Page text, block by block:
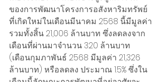
ของการพัฒนาโครงการอสังหาริมทรัพย์
ที่เกิดใหม่ในเดือนมีนาคม 2568 นี้มีมูลค่า
รวมทั้งสิ้น 21,006 ล้านบาท ซึ่งลดลงจาก
เดือนที่ผ่านมาจำนวน 320 ล้านบาท
(เดือนกุมภาพันธ์ 2568 มีมูลค่า 21,326
ล้านบาท) หรือลดลง ประมาณ 1.5% ซึ่งใน